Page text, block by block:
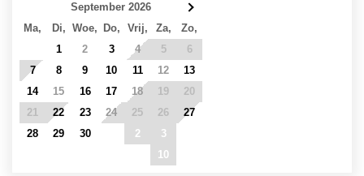
September 2026
Ma,
Di, Woe, Do, Vrij, Za,
Zo,
1 2 3 4 5
6
7
8 9 10 11 12
13
14
15 16 17 18 19
20
21
22 23 24 25 26
27
28
29 30 2 3
10